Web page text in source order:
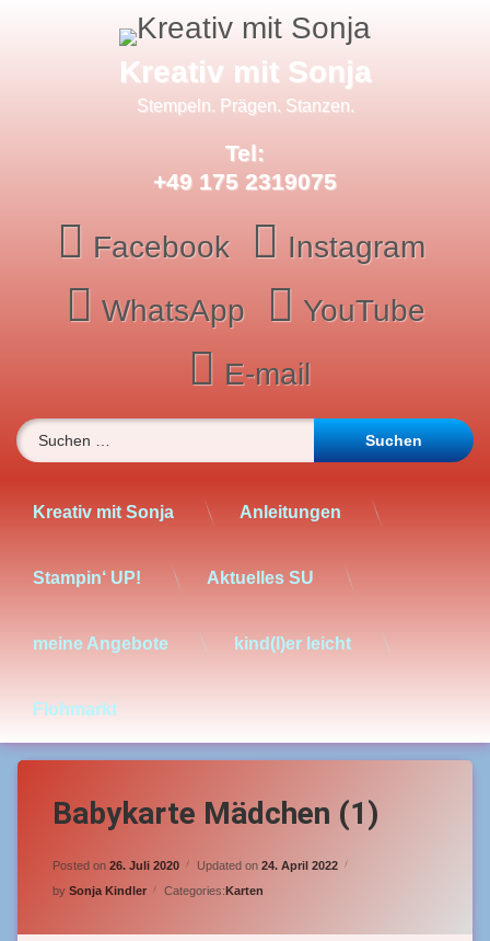
Kreativ mit Sonja
Stempeln. Prägen. Stanzen.
Tel:
+49 175 2319075
Facebook
Instagram
WhatsApp
YouTube
E-mail
Suchen nach:
Kreativ mit Sonja Anleitungen
Stampin‘ UP! Aktuelles SU
meine Angebote kind(l)er leicht
Flohmarkt
Babykarte Mädchen (1)
Posted on 26. Juli 2020 Updated on 24. April 2022
by Sonja Kindler Categories:Karten